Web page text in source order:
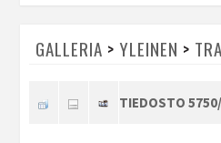
GALLERIA > YLEINEN >
TIEDOSTO